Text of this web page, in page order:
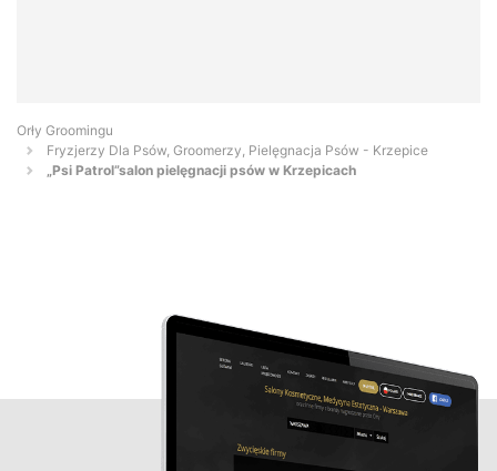
Orły Groomingu
Fryzjerzy Dla Psów, Groomerzy, Pielęgnacja Psów - Krzepice
„Psi Patrol”salon pielęgnacji psów w Krzepicach